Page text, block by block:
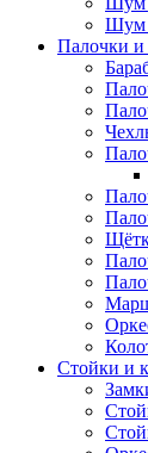
Шум
Палочки и
Стойки и